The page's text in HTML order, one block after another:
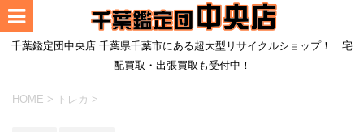
千葉鑑定団中央店 千葉県千葉市にある超大型リサイクルショップ！ 宅
配買取・出張買取も受付中！
HOME > トレカ >